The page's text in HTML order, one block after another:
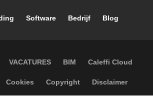
Software Bedrijf Blog
navigation
VACATURES BIM Caleffi Cloud
Cookies Copyright Disclaimer